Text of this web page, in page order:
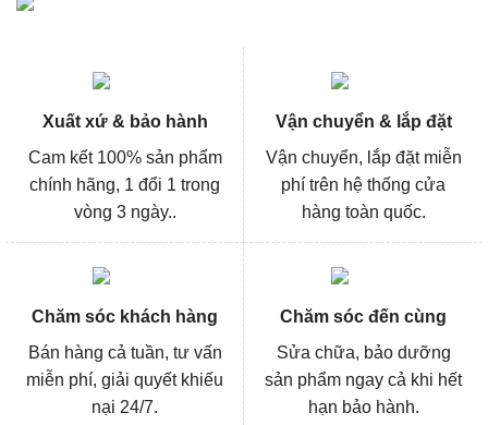
Xuất xứ & bảo hành
Cam kết 100% sản phẩm
chính hãng, 1 đổi 1 trong
vòng 3 ngày..
Vận chuyển & lắp đặt
Vận chuyển, lắp đặt miễn
phí trên hệ thống cửa
hàng toàn quốc.
Chăm sóc khách hàng
Bán hàng cả tuần, tư vấn
miễn phí, giải quyết khiếu
nại 24/7.
Chăm sóc đến cùng
Sửa chữa, bảo dưỡng
sản phẩm ngay cả khi hết
hạn bảo hành.